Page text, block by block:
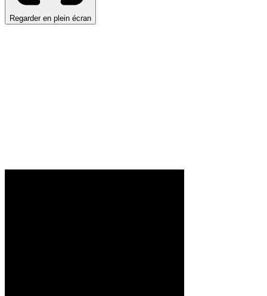
Regarder en plein écran